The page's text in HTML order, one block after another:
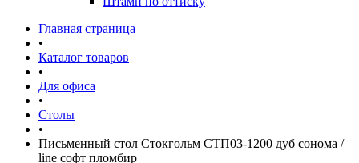
Главная страница
•
Каталог товаров
•
Для офиса
•
Столы
•
Письменный стол Стокгольм СТП03-1200 дуб сонома /
line софт пломбир